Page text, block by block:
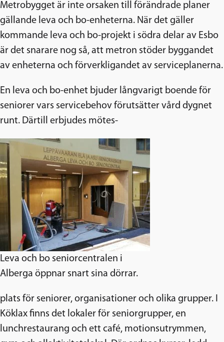
Metrobygget är inte orsaken till förändrade planer
gällande leva och bo-enheterna. När det gäller
kommande leva och bo-projekt i södra delar av Esbo
är det snarare nog så, att metron stöder byggandet
av enheterna och förverkligandet av serviceplanerna.
En leva och bo-enhet bjuder långvarigt boende för
seniorer vars servicebehov förutsätter vård dygnet
runt. Därtill erbjudes mötes-
Leva och bo seniorcentralen i
Alberga öppnar snart sina dörrar.
plats för seniorer, organisationer och olika grupper. I
Köklax finns det lokaler för seniorgrupper, en
lunchrestaurang och ett café, motionsutrymmen,